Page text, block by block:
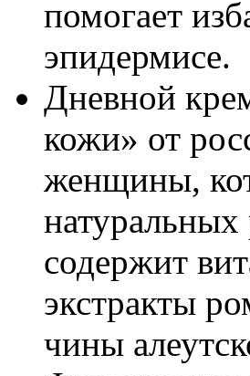
помогает
эпидермисе.
Дневной
кожи» от
женщины,
содержит
экстракты
чины